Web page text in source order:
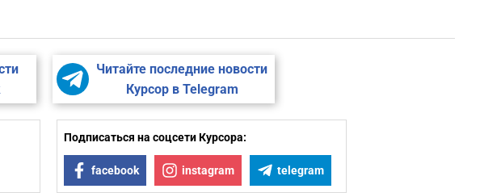
Читайте последние новости
Курсор в Telegram
Подписаться на соцсети Курсора:
facebook instagram telegram